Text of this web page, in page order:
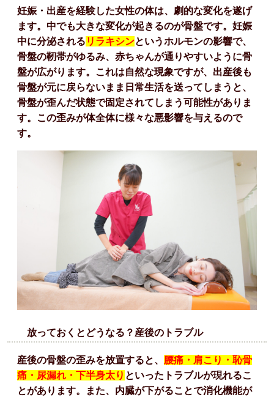
妊娠・出産を経験した女性の体は、劇的な変化を遂げ
ます。中でも大きな変化が起きるのが骨盤です。妊娠
中に分泌される リラキシンというホルモンの影響で、
骨盤の靭帯がゆるみ、赤ちゃんが通りやすいように骨
盤が広がります。これは自然な現象ですが、出産後も
骨盤が元に戻らないまま日常生活を送ってしまうと、
骨盤が歪んだ状態で固定されてしまう可能性がありま
す。この歪みが体全体に様々な悪影響を与えるので
す。
放っておくとどうなる？産後のトラブル
産後の骨盤の歪みを放置すると、 腰痛・肩こり・恥骨
痛・尿漏れ・下半身太り といったトラブルが現れるこ
とがあります。また、内臓が下がることで消化機能が